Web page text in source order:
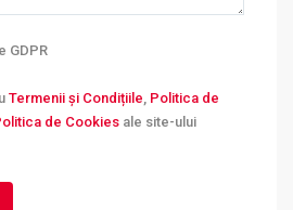
GDPR
Termenii și Condițiile, Politica de
de Cookies ale site-ului